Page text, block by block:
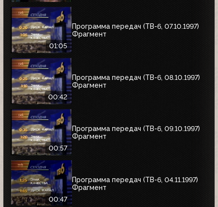
01:05
Программа передач (ТВ-6, 07.10.1997)
Фрагмент
00:42
Программа передач (ТВ-6, 08.10.1997)
Фрагмент
00:57
Программа передач (ТВ-6, 09.10.1997)
Фрагмент
00:47
Программа передач (ТВ-6, 04.11.1997)
Фрагмент